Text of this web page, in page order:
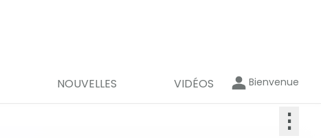
NOUVELLES VIDÉOS Bienvenue
⋮